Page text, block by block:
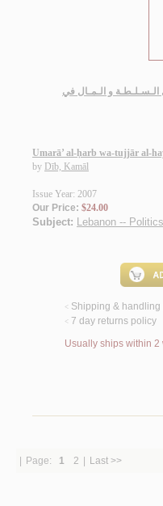
الـسـلـطـة و الـمـال في
Umarā’ al-ḥarb wa-tujjār al-
by Dīb, Kamāl
Issue Year: 2007
Our Price: $24.00
Subject: Lebanon --
< Shipping & handling
< 7 day returns policy
Usually ships within 2
Page: 1 2 Last >>